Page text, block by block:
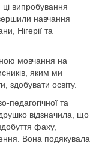
ці випробування
навчання
Нігерії та
мовчання на
яким ми
здобувати освіту.
педагогічної та
відзначила, що
фаху,
Вона подякувала